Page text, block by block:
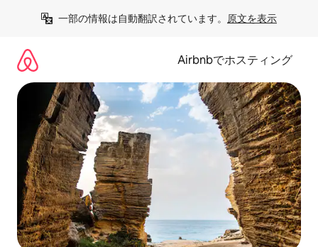
一部の情報は自動翻訳されています。 原文を表示
Airbnbでホスティング